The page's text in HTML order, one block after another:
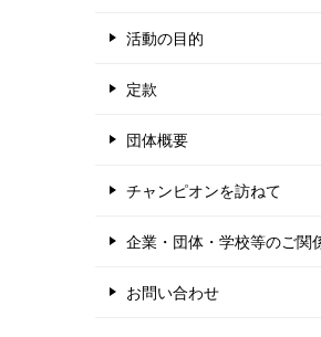
活動の目的
定款
団体概要
チャンピオンを訪ねて
企業・団体・学校等のご関
お問い合わせ